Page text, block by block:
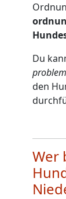
Du
den
Wer